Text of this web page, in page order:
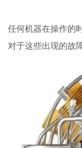
任何机器在操作的
对于这些出现的故